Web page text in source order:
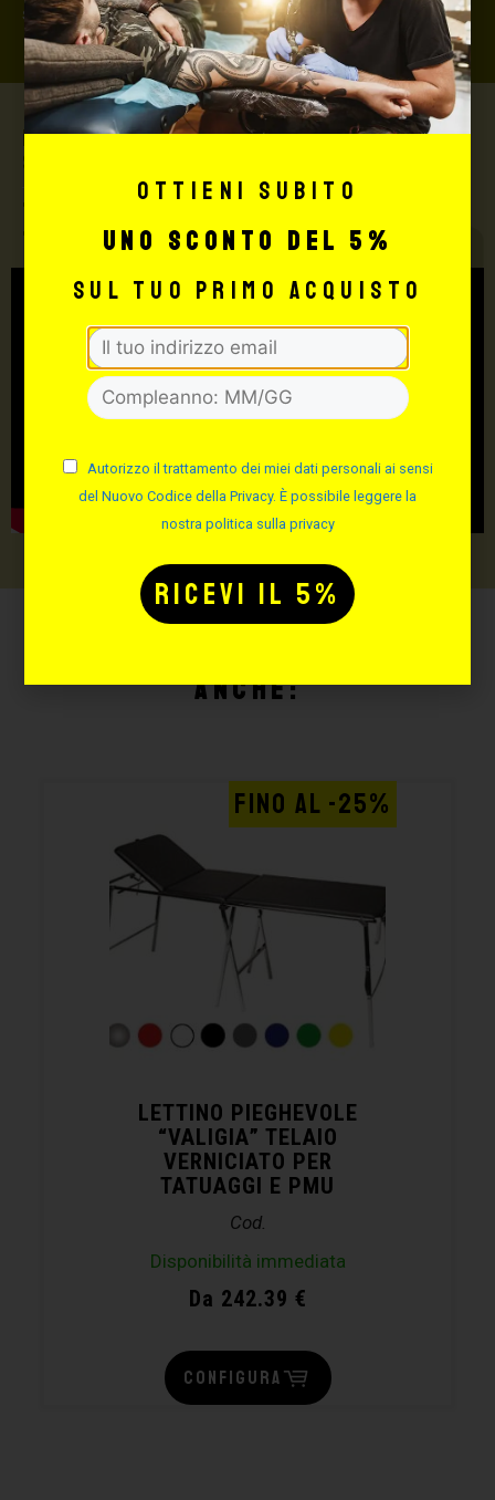
shop@maxsignorello.it.
Max Signorello Tattoo
Supply
TUTTO PER IL TUO
TATTOO STUDIO
anche:
LETTINO PIEGHEVOLE
“VALIGIA” TELAIO
VERNICIATO PER
TATUAGGI E PMU
Cod.
Disponibilità immediata
Da 242.39 €
FINO AL -25%
CONFIGURA
Ottieni subito
uno sconto del 5%
sul tuo primo acquisto
Autorizzo il trattamento dei miei dati personali ai sensi
del Nuovo Codice della Privacy. È possibile leggere la
nostra politica sulla privacy